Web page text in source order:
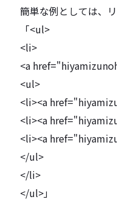
簡単な例としては、
「<ul>
<li>
<a
<ul>
<li><a
<li><a
<li><a
</ul>
</li>
</ul>」